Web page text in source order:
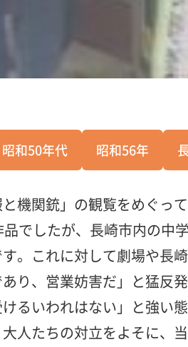
昭和50年代 昭和56年
機関銃」の観覧をめぐっ
でしたが、長崎市内の
。これに対して劇場や
り、営業妨害だ」と猛
るいわれはない」と強
人たちの対立をよそに